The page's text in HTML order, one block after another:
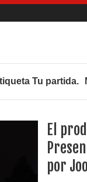
Tu partida.
El
por